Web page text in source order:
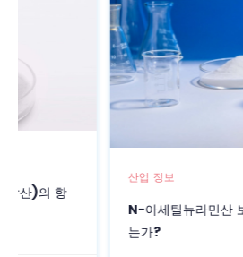
N-아세틸뉴라민산 보충제가 면역